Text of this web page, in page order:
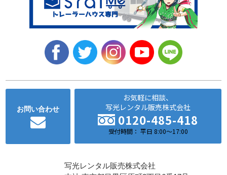
お問い合わせ
お気軽に相談、
写光レンタル販売株式会社
0120-485-418
受付時間： 平日 8:00～17:00
写光レンタル販売株式会社